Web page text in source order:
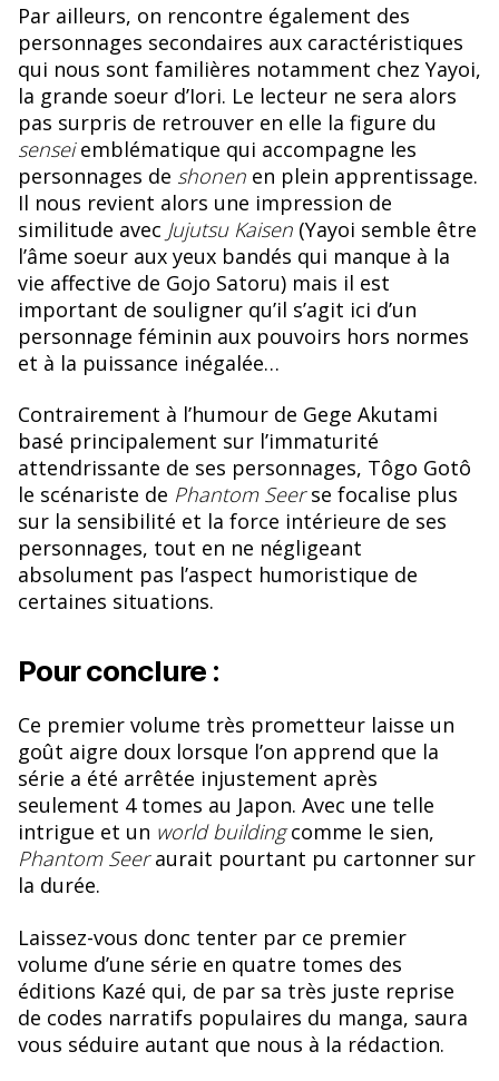
Par ailleurs, on rencontre également des
personnages secondaires aux caractéristiques
qui nous sont familières notamment chez Yayoi,
la grande soeur d’Iori. Le lecteur ne sera alors
pas surpris de retrouver en elle la figure du
senseiemblématique qui accompagne les
personnages de shonenen plein apprentissage.
Il nous revient alors une impression de
similitude avec Jujutsu Kaisen(Yayoi semble être
l’âme soeur aux yeux bandés qui manque à la
vie affective de Gojo Satoru) mais il est
important de souligner qu’il s’agit ici d’un
personnage féminin aux pouvoirs hors normes
et à la puissance inégalée…
Contrairement à l’humour de Gege Akutami
basé principalement sur l’immaturité
attendrissante de ses personnages, Tôgo Gotô
le scénariste de Phantom Seerse focalise plus
sur la sensibilité et la force intérieure de ses
personnages, tout en ne négligeant
absolument pas l’aspect humoristique de
certaines situations.
Pour conclure :
Ce premier volume très prometteur laisse un
goût aigre doux lorsque l’on apprend que la
série a été arrêtée injustement après
seulement 4 tomes au Japon. Avec une telle
intrigue et un world buildingcomme le sien,
Phantom Seeraurait pourtant pu cartonner sur
la durée.
Laissez-vous donc tenter par ce premier
volume d’une série en quatre tomes des
éditions Kazé qui, de par sa très juste reprise
de codes narratifs populaires du manga, saura
vous séduire autant que nous à la rédaction.